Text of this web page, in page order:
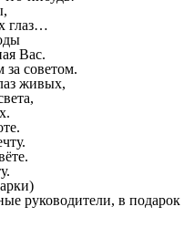
глаз…
Вас.
советом.
живых,
руководители, в подарок